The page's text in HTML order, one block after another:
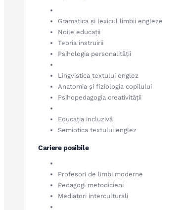
Gramatica și lexicul limbii engleze
Noile educații
Teoria instruirii
Psihologia personalității
Lingvistica textului englez
Anatomia și fiziologia copilului
Psihopedagogia creativității
Educația incluzivă
Semiotica textului englez
Cariere posibile
Profesori de limbi moderne
Pedagogi metodicieni
Mediatori interculturali